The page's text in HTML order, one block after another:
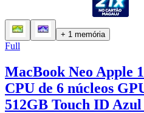
+ 1 memória
Full
MacBook Neo Apple
CPU de 6 núcleos
512GB Touch ID